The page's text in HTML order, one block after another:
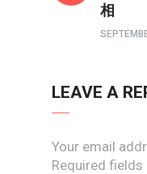
相
LEAVE A
Your email
Required fields